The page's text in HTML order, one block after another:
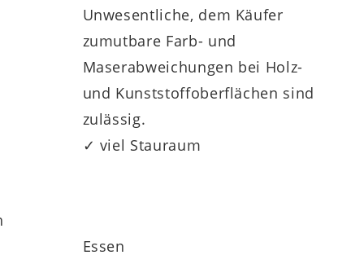
. Neben Vitrinen findest du
, wahlweise mit oder ohne Drehfunktion,
Unwesentliche, dem Käufer
zumutbare Farb- und
Maserabweichungen bei Holz-
und Kunststoffoberflächen sind
zulässig.
✓ viel Stauraum
Essen